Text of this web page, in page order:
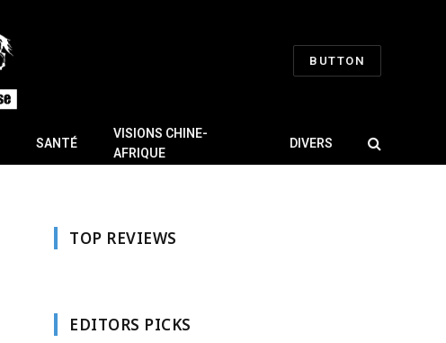
BUTTON
SANTÉ
VISIONS CHINE-
AFRIQUE
DIVERS
TOP REVIEWS
EDITORS PICKS